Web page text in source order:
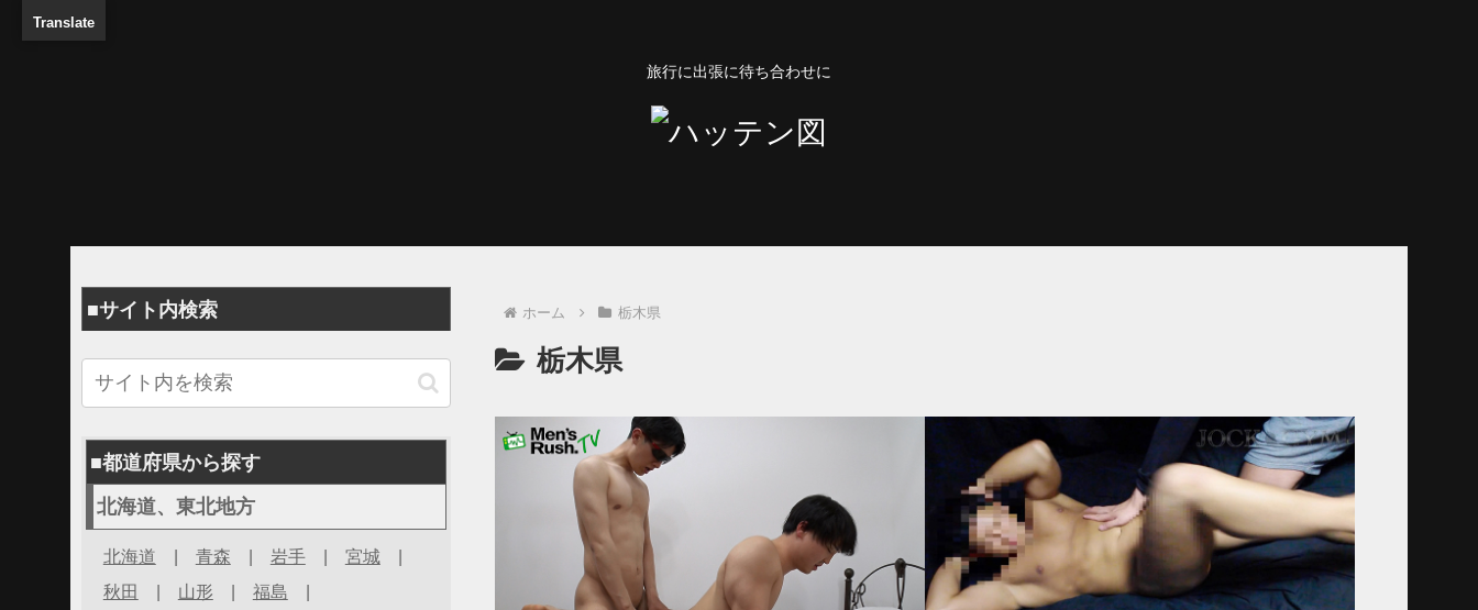
旅行に出張に待ち合わせに
ホーム 栃木県
栃木県
■サイト内検索
■都道府県から探す
北海道、東北地方
北海道 | 青森 | 岩手| 宮城|
秋田 | 山形 | 福島 |
Translate